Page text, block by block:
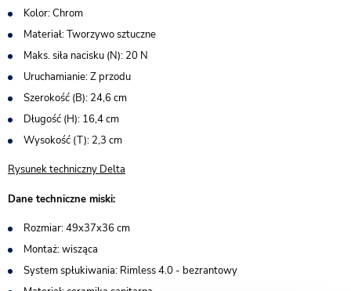
Kolor: Chrom
Materiał: Tworzywo sztuczne
Maks. siła nacisku (N): 20 N
Uruchamianie: Z przodu
Szerokość (B): 24,6 cm
Długość (H): 16,4 cm
Wysokość (T): 2,3 cm
Rysunek techniczny Delta
Dane techniczne miski:
Rozmiar: 49x37x36 cm
Montaż: wisząca
System spłukiwania: Rimless 4.0 - bezrantowy